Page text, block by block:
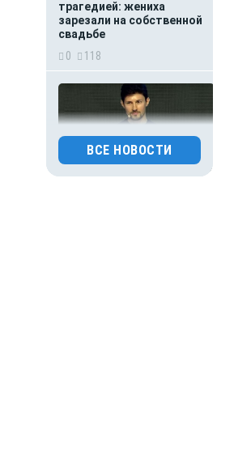
трагедией: жениха
зарезали на собственной
свадьбе
0
118
ВСЕ НОВОСТИ